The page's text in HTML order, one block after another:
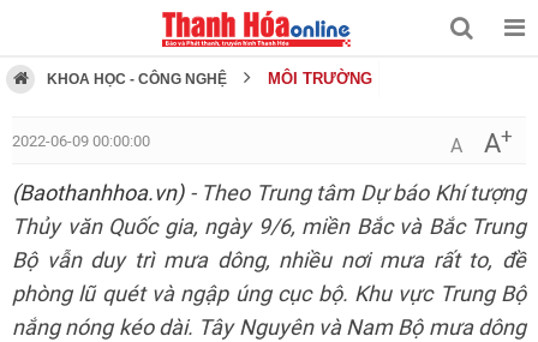
KHOA HỌC - CÔNG NGHỆ MÔI TRƯỜNG
2022-06-09 00:00:00 A A+
(Baothanhhoa.vn)- Theo Trung tâm Dự báo Khí tượng
Thủy văn Quốc gia, ngày 9/6, miền Bắc và Bắc Trung
Bộ vẫn duy trì mưa dông, nhiều nơi mưa rất to, đề
phòng lũ quét và ngập úng cục bộ. Khu vực Trung Bộ
nắng nóng kéo dài. Tây Nguyên và Nam Bộ mưa dông